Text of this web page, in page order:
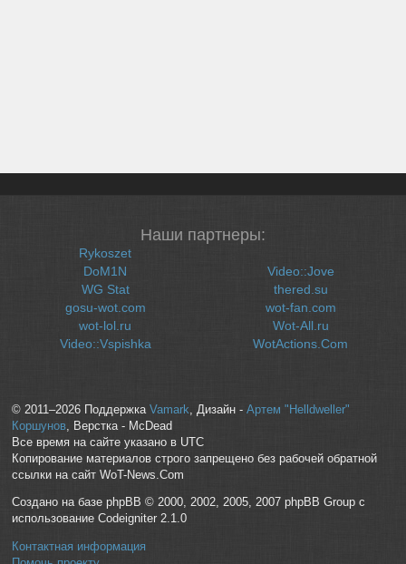
Наши партнеры:
Rykoszet
DoM1N
WG Stat
gosu-wot.com
wot-lol.ru
Video::Vspishka
Video::Jove
thered.su
wot-fan.com
Wot-All.ru
WotActions.Com
© 2011–2026 Поддержка Vamark , Дизайн - Артем "Helldweller"
Коршунов, Верстка - McDead
Все время на сайте указано в UTC
Копирование материалов строго запрещено без рабочей обратной
ссылки на сайт WoT-News.Com
Создано на базе phpBB © 2000, 2002, 2005, 2007 phpBB Group с
использование Codeigniter 2.1.0
Контактная информация